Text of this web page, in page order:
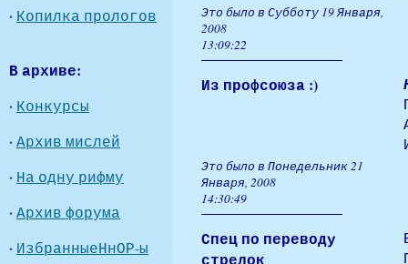
· Копилка прологов
В архиве:
· Конкурсы
·Архив мислей
· На одну рифму
·Архив форума
· ИзбранныеНнОР-ы
Это было в Субботу 19 Января,
2008
13:09:22
Из профсоюза :)
Это было в Понедельник 21
Января, 2008
14:30:49
Спец по переводу
стрелок